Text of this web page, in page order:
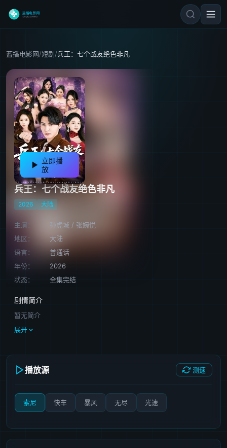
蓝播电影网/短剧/兵王：七个战友绝色非凡
立即播
放
兵王：七个战友绝色非凡
2026 大陆
主演： 孙虎城 / 张婉悦
地区：
大陆
语言：
普通话
年份：
2026
状态：
全集完结
剧情简介
暂无简介
展开
播放源 测速
索尼 快车 暴风 无尽 光速